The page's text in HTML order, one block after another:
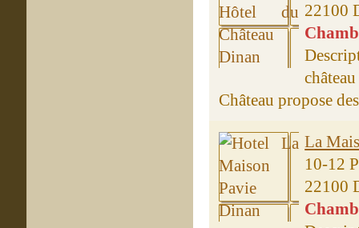
22100
Château propose
La
10-12
22100